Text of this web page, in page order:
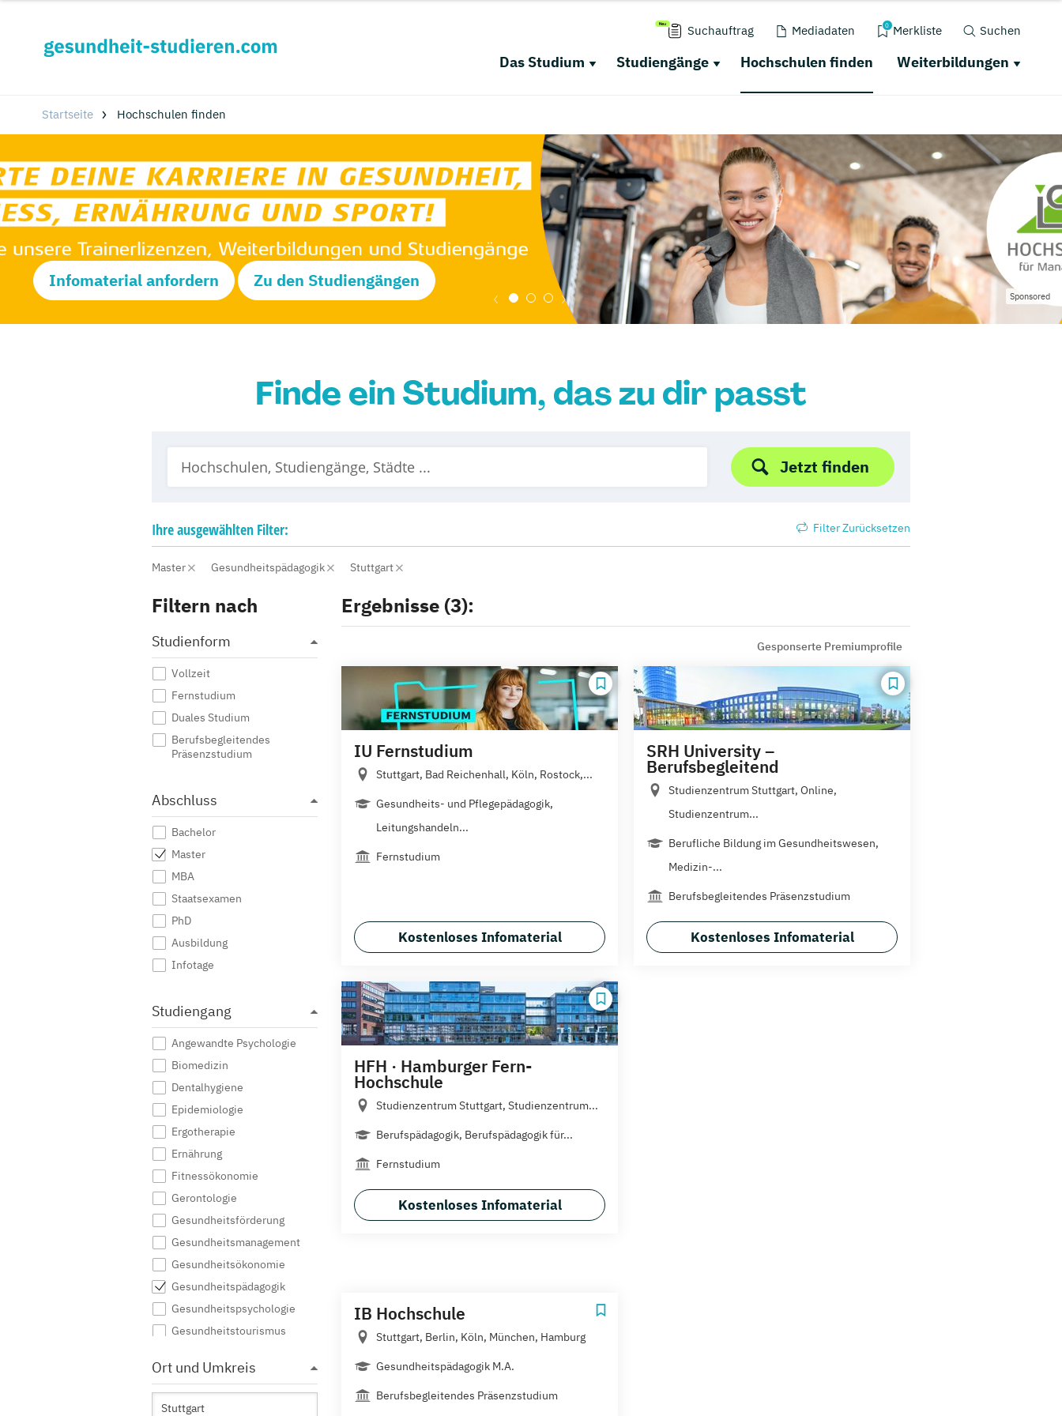
Suchauftrag Mediadaten 0 Merkliste Suchen
Das Studium Studiengänge Hochschulen finden Weiterbildungen
Startseite Hochschulen finden
Infomaterial anfordern Zu den Studiengängen
Sponsored
Finde ein Studium, das zu dir passt
Jetzt finden
Ihreausgewählten Filter: Filter Zurücksetzen
Master Gesundheitspädagogik Stuttgart
Filtern nach
Studienform
Vollzeit
Fernstudium
Duales Studium
Berufsbegleitendes
Präsenzstudium
Abschluss
Bachelor
Master
MBA
Staatsexamen
PhD
Ausbildung
Infotage
Studiengang
Angewandte Psychologie
Biomedizin
Dentalhygiene
Epidemiologie
Ergotherapie
Ernährung
Fitnessökonomie
Gerontologie
Gesundheitsförderung
Gesundheitsmanagement
Gesundheitsökonomie
Gesundheitspädagogik
Gesundheitspsychologie
Gesundheitstourismus
Sozialmanagement
Gesundheitswissenschaften
Health Care Management
Ort und Umkreis
Ergebnisse (3):
Gesponserte Premiumprofile
IU Fernstudium
Stuttgart, Bad Reichenhall, Köln, Rostock,...
Gesundheits- und Pflegepädagogik,
Leitungshandeln...
Fernstudium
Kostenloses Infomaterial
SRH University –
Berufsbegleitend
Studienzentrum Stuttgart, Online,
Studienzentrum...
Berufliche Bildung im Gesundheitswesen,
Medizin-...
Berufsbegleitendes Präsenzstudium
Kostenloses Infomaterial
HFH · Hamburger Fern-
Hochschule
Studienzentrum Stuttgart, Studienzentrum...
Berufspädagogik, Berufspädagogik für...
Fernstudium
Kostenloses Infomaterial
IB Hochschule
Stuttgart, Berlin, Köln, München, Hamburg
Gesundheitspädagogik M.A.
Berufsbegleitendes Präsenzstudium